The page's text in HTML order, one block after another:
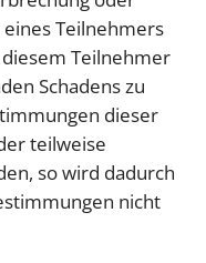
Teilnehmers
Teilnehmer
Schadens zu
dieser
teilweise
so wird dadurch
nicht